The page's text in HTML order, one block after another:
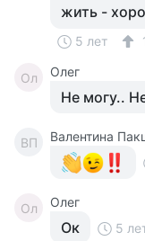
жить -
5 лет
Ол Олег
Не могу..
ВП
Валентина
Ол Олег
Ок 5